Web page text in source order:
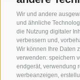
Wir und andere
und ähnliche
die Nutzung digitaler
verbessern und,
Wir können Ihre Daten
verwenden: speichern
endgerät, verwendung
werbeanzeigen,